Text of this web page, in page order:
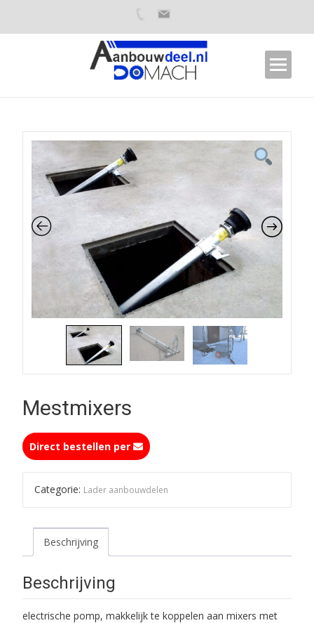
Mestmixers
Direct bestellen per
Categorie: Lader aanbouwdelen
Beschrijving
Beschrijving
electrische pomp, makkelijk te koppelen aan mixers met